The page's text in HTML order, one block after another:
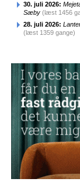
30. juli 2026:
Sæby (læst 1456
28. juli 2026:
(læst 1359 gange)